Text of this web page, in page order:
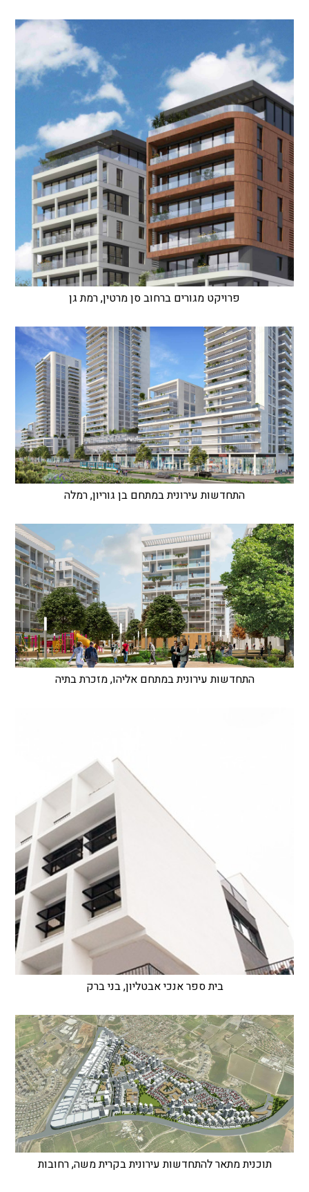
פרויקט מגורים ברחוב סן מרטין, רמת גן
התחדשות עירונית במתחם בן גוריון, רמלה
התחדשות עירונית במתחם אליהו, מזכרת בתיה
בית ספר אנכי אבטליון, בני ברק
תוכנית מתאר להתחדשות עירונית בקרית משה, רחובות